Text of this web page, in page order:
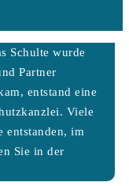
Schulte wurde
Partner
entstand eine
Viele
entstanden, im
Sie in der